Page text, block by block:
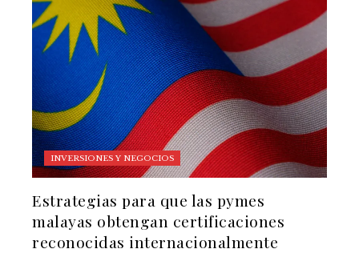
INVERSIONES Y NEGOCIOS
Estrategias para que las pymes
malayas obtengan certificaciones
reconocidas internacionalmente